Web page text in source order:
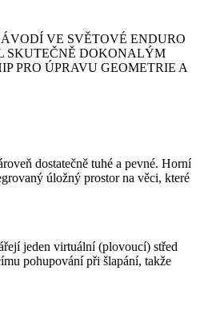
VE SVĚTOVÉ ENDURO
SKUTEČNĚ DOKONALÝM
PRO ÚPRAVU GEOMETRIE A
dostatečně tuhé a pevné. Horní
úložný prostor na věci, které
jeden virtuální (plovoucí) střed
pohupování při šlapání, takže